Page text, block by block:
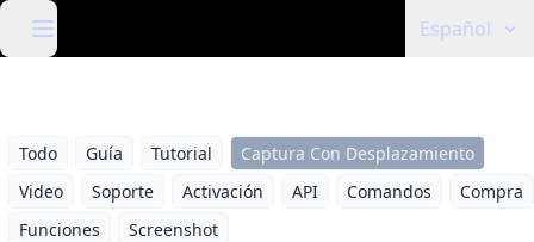
Español
Todo Guía Tutorial
Captura Con Desplazamiento
Video
Soporte Activación API Comandos
Compra
Funciones
Screenshot